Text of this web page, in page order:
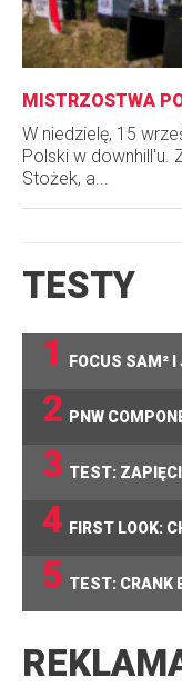
MISTRZOSTWA
W niedzielę, 15
Polski w downhill'u.
Stożek, a...
TESTY
1
FOCUS SAM²
2 PNW
3 TEST:
4 FIRST LOOK:
5 TEST: CRANK